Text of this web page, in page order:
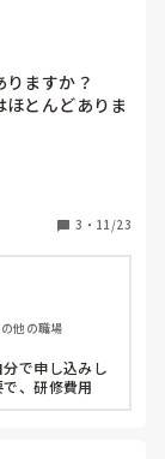
退するのは勿
ダブルワーク
ば、そこでフ
くわかりませ
る状況である
見てみるのもひ
と増えない場
詳しく聞いて
くつかあらた
ますか？
とんどありま
場がほとんど
3 ・ 11/23
他の職場
で申し込みし
、研修費用